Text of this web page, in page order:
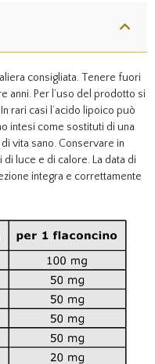
consigliata. Tenere fuori
anni. Per l’uso del prodotto si
rari casi l’acido lipoico può
intesi come sostituti di una
vita sano. Conservare in
luce e di calore. La data di
integra e correttamente